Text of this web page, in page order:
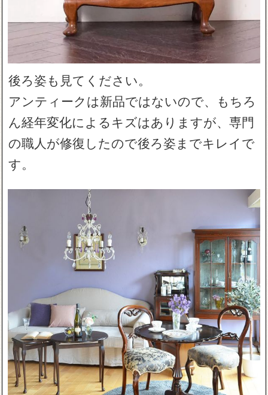
後ろ姿も見てください。
アンティークは新品ではないので、もちろ
ん経年変化によるキズはありますが、専門
の職人が修復したので後ろ姿までキレイで
す。